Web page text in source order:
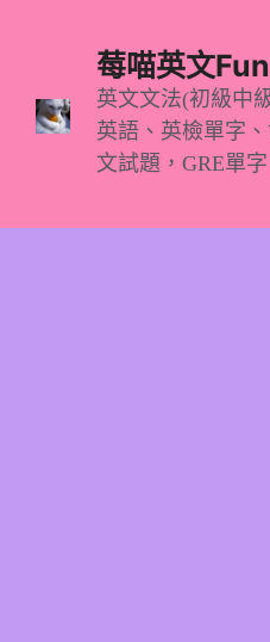
莓喵英文Fun
英文文法(初級中
英語、英檢單字
文試題，GRE單字